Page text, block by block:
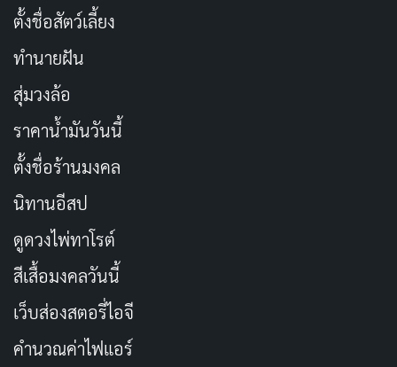
ตั้งชื่อสัตว์เลี้ยง
ทำนายฝัน
สุ่มวงล้อ
ราคาน้ำมันวันนี้
ตั้งชื่อร้านมงคล
นิทานอีสป
ดูดวงไพ่ทาโรต์
สีเสื้อมงคลวันนี้
เว็บส่องสตอรี่ไอจี
คำนวณค่าไฟแอร์